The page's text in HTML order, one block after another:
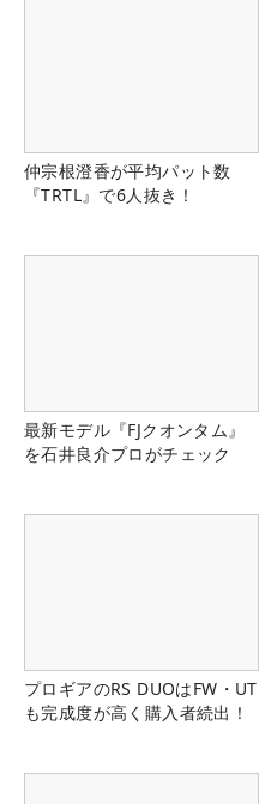
仲宗根澄香が平均パット数
『TRTL』で6人抜き！
最新モデル『FJクオンタム』
を石井良介プロがチェック
プロギアのRS DUOはFW・UT
も完成度が高く購入者続出！